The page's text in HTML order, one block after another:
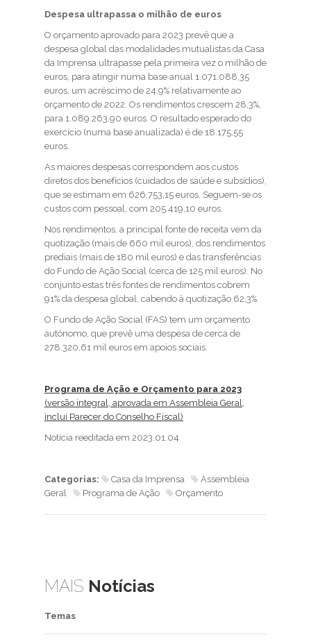
Despesa ultrapassa o milhão de euros
O orçamento aprovado para 2023 prevê que a
despesa global das modalidades mutualistas da Casa
da Imprensa ultrapasse pela primeira vez o milhão de
euros, para atingir numa base anual 1.071.088,35
euros, um acréscimo de 24,9% relativamente ao
orçamento de 2022. Os rendimentos crescem 28,3%,
para 1.089.263,90 euros. O resultado esperado do
exercício (numa base anualizada) é de 18.175,55
euros.
As maiores despesas correspondem aos custos
diretos dos benefícios (cuidados de saúde e subsídios),
que se estimam em 626.753,15 euros. Seguem-se os
custos com pessoal, com 205.419,10 euros.
Nos rendimentos, a principal fonte de receita vem da
quotização (mais de 660 mil euros), dos rendimentos
prediais (mais de 180 mil euros) e das transferências
do Fundo de Ação Social (cerca de 125 mil euros). No
conjunto estas três fontes de rendimentos cobrem
91% da despesa global, cabendo à quotização 62,3%.
O Fundo de Ação Social (FAS) tem um orçamento
autónomo, que prevê uma despesa de cerca de
278.320,61 mil euros em apoios sociais.
Programa de Ação e Orçamento para 2023
(versão integral, aprovada em Assembleia Geral,
inclui Parecer do Conselho Fiscal)
Notícia reeditada em 2023.01.04
Categorias: Casa da Imprensa
Assembleia
Geral
Programa de Ação Orçamento
MAIS Notícias
Temas